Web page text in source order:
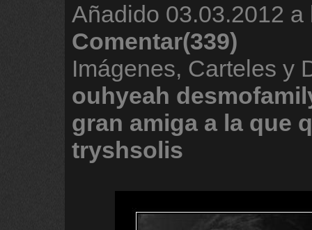
Añadido 03.03.2012 a
Comentar(339)
Imágenes, Carteles y
ouhyeah
gran amiga a la que
tryshsolis